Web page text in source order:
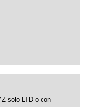
solo LTD o con